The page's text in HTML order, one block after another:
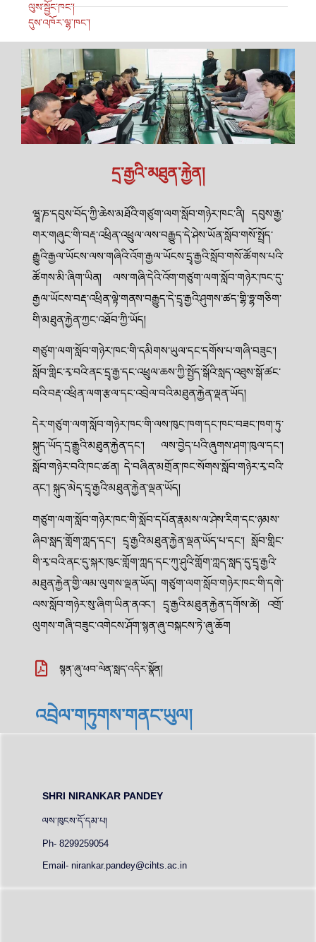
ལུས་སྦྱོང་ཁང་།
དུས་འཁོར་ལྷ་ཁང་།
དྲ་རྒྱའི་མཐུན་རྐྱེན།
ཝཱ་ཎ་དབུས་བོད་ཀྱི་ཆེས་མཐོའི་གཙུག་ལག་སློབ་གཉེར་ཁང་ནི། དབུས་རྒྱ་
གར་གཞུང་གི་བརྡ་འཕྲིན་འཕྲུལ་ལས་བརྒྱུད་དེ་ཤེས་ཡོན་སློབ་གསོ་སྤྲོད་
རྒྱུའི་རྒྱལ་ཡོངས་ལས་གཞིའི་འོག་རྒྱལ་ཡོངས་དྲྭ་རྒྱའི་སློབ་གསོ་ཚོགས་པའི་
ཚོགས་མི་ཞིག་ཡིན། ལས་གཞི་དེའི་འོག་གཙུག་ལག་སློབ་གཉེར་ཁང་དུ་
རྒྱལ་ཡོངས་བརྡ་འཕྲིན་ལྟེ་གནས་བརྒྱུད་དེ་དྲྭ་རྒྱའི་ཤུགས་ཚད་གྷི་ཧྷ་གཅིག་
གི་མཐུན་རྐྱེན་ཀྱང་འཐོབ་ཀྱི་ཡོད།
གཙུག་ལག་སློབ་གཉེར་ཁང་གི་དམིགས་ཡུལ་དང་དགོས་པ་གཞི་བཟུང་།
སློབ་གླིང་རྭ་བའི་ནང་དྲྭ་རྒྱ་དང་འཕྲུལ་ཆས་ཀྱི་སྤྱོད་སྒོའི་སླད་འཐུས་སྒོ་ཚང་
བའི་བརྡ་འཕྲིན་ལག་རྩལ་དང་འབྲེལ་བའི་མཐུན་རྐྱེན་ལྡན་ཡོད།
དེར་གཙུག་ལག་སློབ་གཉེར་ཁང་གི་ལས་ཁུང་ཁག་དང་ཁང་བཟང་ཁག་ཏུ་
སྐུད་ཡོད་དྲ་རྒྱུའི་མཐུན་རྐྱེན་དང་། ལས་བྱེད་པའི་ཞུགས་ཤག་ཁུལ་དང་།
སློབ་གཉེར་བའི་ཁང་ཚན། དེ་བཞིན་མགྲོན་ཁང་སོགས་སློབ་གཉེར་རྭ་བའི་
ནང་། སྐུད་མེད་དྲྭ་རྒྱའི་མཐུན་རྐྱེན་ལྡན་ཡོད།
གཙུག་ལག་སློབ་གཉེར་ཁང་གི་སློབ་དཔོན་རྣམས་ལ་ཤེས་རིག་དང་ཉམས་
ཞིབ་སླད་གློག་ཀླད་དང་། དྲྭ་རྒྱའི་མཐུན་རྐྱེན་ལྡན་ཡོད་པ་དང་། སློབ་གླིང་
གི་རྭ་བའི་ནང་དུ་སྐར་ཁུང་གློག་ཀླད་དང་ཀུ་ཤུའི་གློག་ཀླད་སླད་དུ་དྲྭ་རྒྱའི་
མཐུན་རྐྱེན་གྱི་ལམ་ལུགས་ལྡན་ཡོད། གཙུག་ལག་སློབ་གཉེར་ཁང་གི་དགེ་
ལས་སློབ་གཉེར་སུ་ཞིག་ཡིན་ནའང་། དྲྭ་རྒྱའི་མཐུན་རྐྱེན་དགོས་ཚེ། འགྲོ་
ལུགས་གཞི་བཟུང་འགེངས་ཤོག་སྙན་ཞུ་བསྐངས་ཏེ་ཞུ་ཆོག
སྙན་ཞུ་ཕབ་ལེན་སླད་འདིར་སྣོན།
འབྲེལ་གཏུགས་གནང་ཡུལ།
SHRI NIRANKAR PANDEY
ལས་ཁུངས་དོ་དམ་པ།
Ph- 8299259054
Email- nirankar.pandey@cihts.ac.in